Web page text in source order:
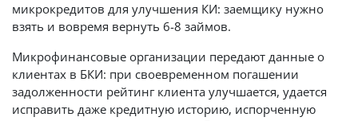
микрокредитов для улучшения КИ: заемщику нужно
взять и вовремя вернуть 6-8 займов.
Микрофинансовые организации передают данные о
клиентах в БКИ: при своевременном погашении
задолженности рейтинг клиента улучшается, удается
исправить даже кредитную историю, испорченную